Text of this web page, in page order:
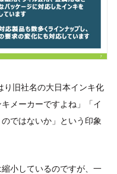
り旧社名の大日本インキ化
メーカーですよね」「イ
ではないか」という印象
小しているのですが、一